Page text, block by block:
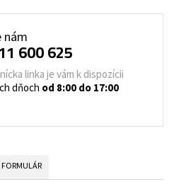
nám
600 625
linka je vám k dispozícii
dňoch od 8:00 do 17:00